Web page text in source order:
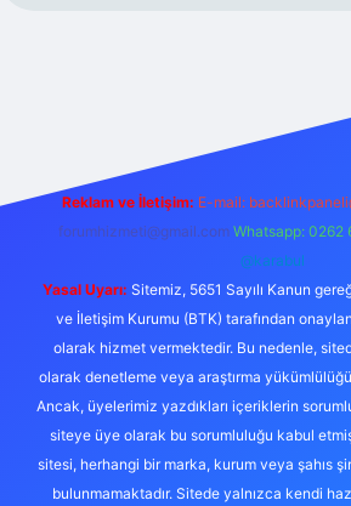
Reklam ve İletişim: E-mail:
forumhizmeti@gmail.com Whatsapp: 0262
@karabul
Yasal Uyarı: Sitemiz, 5651 Sayılı Kanun
ve İletişim Kurumu (BTK) tarafından
olarak hizmet vermektedir. Bu nedenle,
olarak denetleme veya araştırma
Ancak, üyelerimiz yazdıkları içeriklerin
siteye üye olarak bu sorumluluğu kabul
sitesi, herhangi bir marka, kurum veya şahıs
bulunmamaktadır. Sitede yalnızca kendi